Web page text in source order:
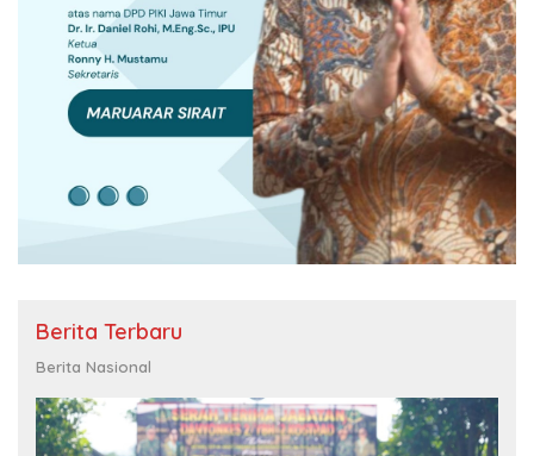
Berita Terbaru
Berita Nasional